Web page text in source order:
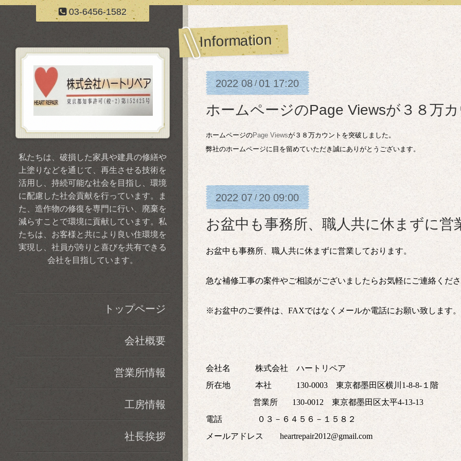
03-6456-1582
Information
2022 08/01 17:20
ホームページのPage Viewsが３８万
ホームページのPage Viewsが３８万カウントを突破しました。
弊社のホームページに目を留めていただき誠にありがとうございます。
2022 07/20 09:00
お盆中も事務所、職人共に休まずに営
お盆中も事務所、職人共に休まずに営業しております。
急な補修工事の案件やご相談がございましたらお気軽にご連絡くだ
※お盆中のご要件は、 FAXではなくメールか電話にお願い致します。
会社名 株式会社 ハートリペア
所在地 本社 130-0003 東京都墨田区横川 1-8-8-１階
営業所
130-0012 東京都墨田区太平4-13-13
電話
０３－６４５６－１５８２
メールアドレス heartrepair2012@gmail.com
私たちは、破損した家具や建具の修繕や
上塗りなどを通じて、再生させる技術を
活用し、持続可能な社会を目指し、環境
に配慮した社会貢献を行っています。ま
た、造作物の修復を専門に行い、廃棄を
減らすことで環境に貢献しています。私
たちは、お客様と共により良い住環境を
実現し、社員が誇りと喜びを共有できる
会社を目指しています。
トップページ
会社概要
営業所情報
工房情報
社長挨拶